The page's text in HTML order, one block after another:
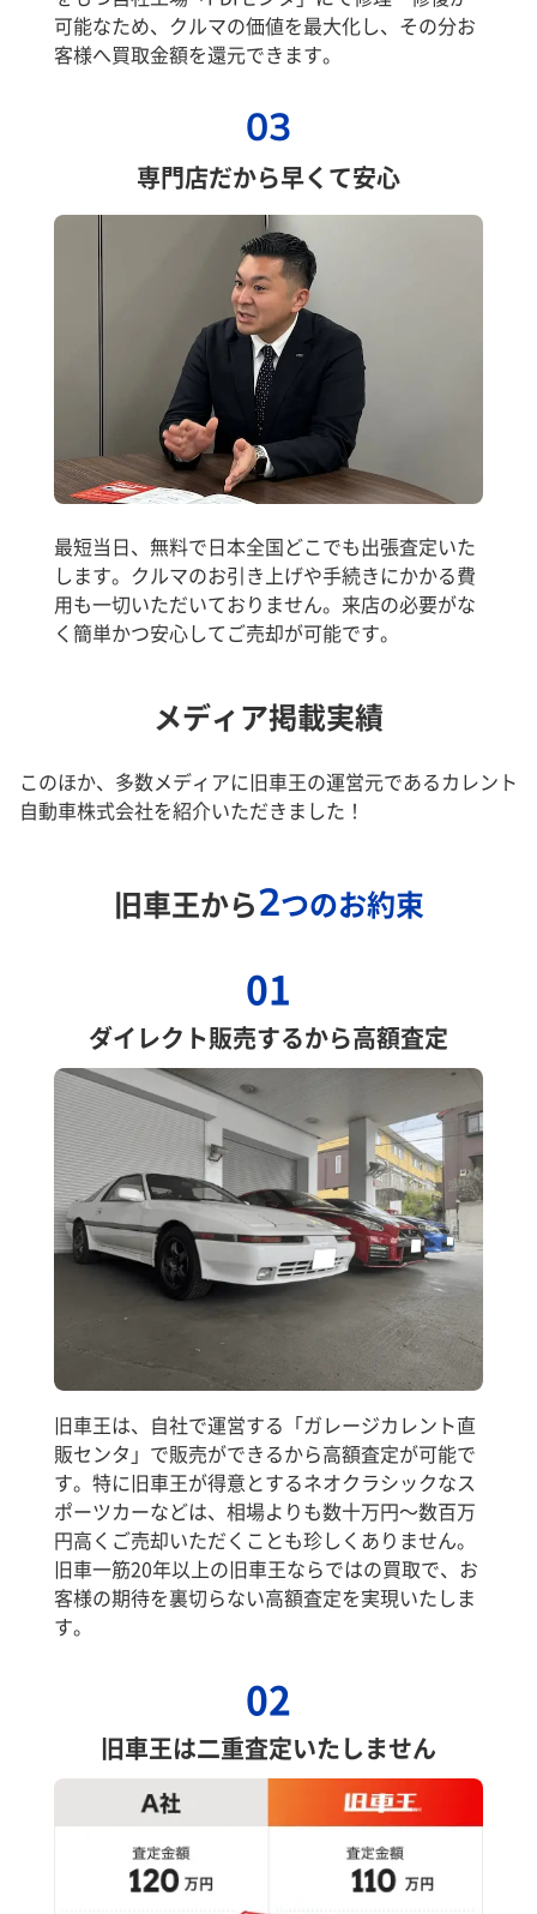
可能なため、クルマの価値を最大化し、その分お
客様へ買取金額を還元できます。
03
専門店だから早くて安心
最短当日、無料で日本全国どこでも出張査定いた
します。クルマのお引き上げや手続きにかかる費
用も一切いただいておりません。来店の必要がな
く簡単かつ安心してご売却が可能です。
メディア掲載実績
このほか、多数メディアに旧車王の運営元であるカレント
自動車株式会社を紹介いただきました！
旧車王から2つのお約束
01
ダイレクト販売するから高額査定
旧車王は、自社で運営する「ガレージカレント直
販センタ」で販売ができるから高額査定が可能で
す。特に旧車王が得意とするネオクラシックなス
ポーツカーなどは、相場よりも数十万円～数百万
円高くご売却いただくことも珍しくありません。
旧車一筋20年以上の旧車王ならではの買取で、お
客様の期待を裏切らない高額査定を実現いたしま
す。
02
旧車王は二重査定いたしません